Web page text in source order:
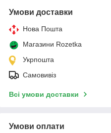
Умови доставки
Нова Пошта
Магазини Rozetka
Укрпошта
Самовивіз
Всі умови доставки
Умови оплати